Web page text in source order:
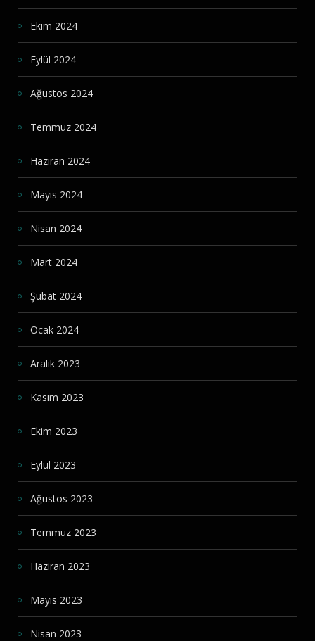
Ekim 2024
Eylül 2024
Ağustos 2024
Temmuz 2024
Haziran 2024
Mayıs 2024
Nisan 2024
Mart 2024
Şubat 2024
Ocak 2024
Aralık 2023
Kasım 2023
Ekim 2023
Eylül 2023
Ağustos 2023
Temmuz 2023
Haziran 2023
Mayıs 2023
Nisan 2023